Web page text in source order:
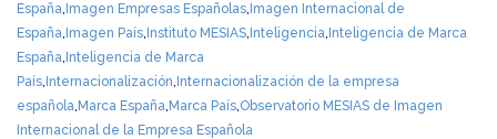
España, Imagen Empresas Españolas, Imagen Internacional de
España, Imagen País, Instituto MESIAS, Inteligencia, Inteligencia de Marca
España, Inteligencia de Marca
País, Internacionalización, Internacionalización de la empresa
española, Marca España, Marca País,Observatorio MESIAS de Imagen
Internacional de la Empresa Española